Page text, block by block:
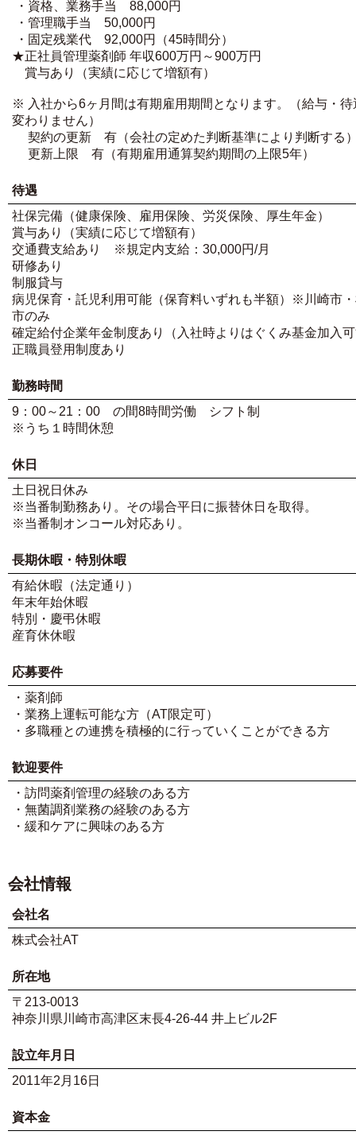
・資格、業務手当 88,000円
・管理職手当 50,000円
・固定残業代 92,000円（45時間分）
★正社員管理薬剤師 年収600万円～900万円
賞与あり（実績に応じて増額有）
※ 入社から6ヶ月間は有期雇用期間となります。（給与・待
変わりません）
契約の更新 有（会社の定めた判断基準により判断する
更新上限 有（有期雇用通算契約期間の上限5年）
待遇
社保完備（健康保険、雇用保険、労災保険、厚生年金）
賞与あり（実績に応じて増額有）
交通費支給あり ※規定内支給：30,000円/月
研修あり
制服貸与
病児保育・託児利用可能（保育料いずれも半額）※川崎市
市のみ
確定給付企業年金制度あり（入社時よりはぐくみ基金加入
正職員登用制度あり
勤務時間
9：00～21：00 の間8時間労働 シフト制
※うち１時間休憩
休日
土日祝日休み
※当番制勤務あり。その場合平日に振替休日を取得。
※当番制オンコール対応あり。
長期休暇・特別休暇
有給休暇（法定通り）
年末年始休暇
特別・慶弔休暇
産育休休暇
応募要件
・薬剤師
・業務上運転可能な方（AT限定可）
・多職種との連携を積極的に行っていくことができる方
歓迎要件
・訪問薬剤管理の経験のある方
・無菌調剤業務の経験のある方
・緩和ケアに興味のある方
会社情報
会社名
株式会社AT
所在地
〒213-0013
神奈川県川崎市高津区末長4-26-44 井上ビル2F
設立年月日
2011年2月16日
資本金